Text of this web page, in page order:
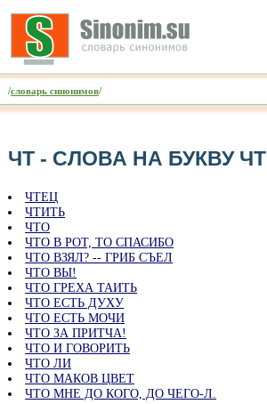
/словарь синонимов/
ЧТ - CЛОВА НА БУКВУ ЧТ
ЧТЕЦ
ЧТИТЬ
ЧТО
ЧТО В РОТ, ТО СПАСИБО
ЧТО ВЗЯЛ? -- ГРИБ СЪЕЛ
ЧТО ВЫ!
ЧТО ГРЕХА ТАИТЬ
ЧТО ЕСТЬ ДУХУ
ЧТО ЕСТЬ МОЧИ
ЧТО ЗА ПРИТЧА!
ЧТО И ГОВОРИТЬ
ЧТО ЛИ
ЧТО МАКОВ ЦВЕТ
ЧТО МНЕ ДО КОГО, ДО ЧЕГО-Л.